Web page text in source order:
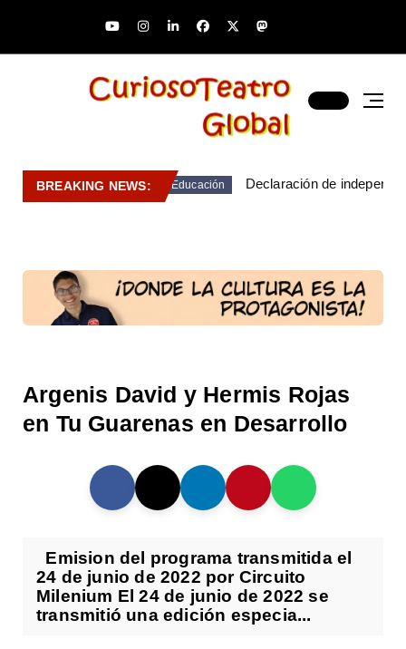
BREAKING NEWS: Educación Declaración de
Argenis David y Hermis Rojas
en Tu Guarenas en Desarrollo
Emision del programa transmitida el
24 de junio de 2022 por Circuito
Milenium El 24 de junio de 2022 se
transmitió una edición especia...